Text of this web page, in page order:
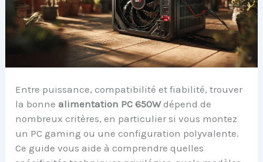
Entre puissance, compatibilité et fiabilité, trouver
la bonnealimentation PC 650Wdépend de
nombreux critères, en particulier si vous montez
un PC gaming ou une configuration polyvalente.
Ce guide vous aide à comprendre quelles